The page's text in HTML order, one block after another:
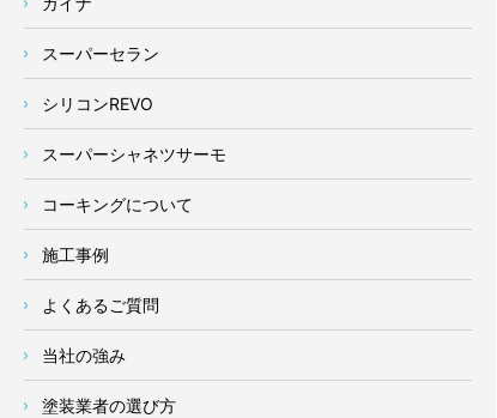
スーパーセラン
シリコンREVO
スーパーシャネツサーモ
コーキングについて
施工事例
よくあるご質問
当社の強み
塗装業者の選び方